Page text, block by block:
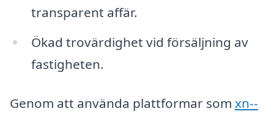
transparent affär.
Ökad trovärdighet vid försäljning av
fastigheten.
Genom att använda plattformar som xn--